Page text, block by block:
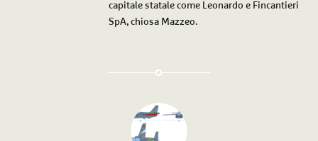
capitale statale come Leonardo e Fincantieri
SpA, chiosa Mazzeo.